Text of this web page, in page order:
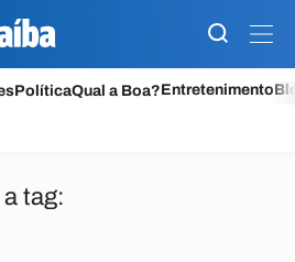
PolíticaQual a Boa?Entretenimento
tag: